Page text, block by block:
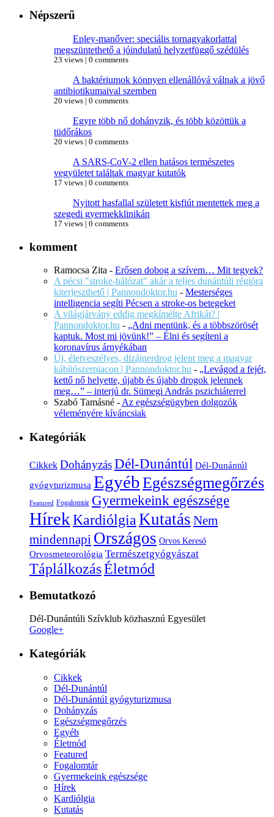
Népszerű
Epley-manőver: speciális tornagyakorlattal
megszüntethető a jóindulatú helyzetfüggő szédülés
23 views 0 comments
A baktériumok könnyen ellenállóvá válnak a jövő
antibiotikumaival szemben
20 views 0 comments
Egyre több nő dohányzik, és több közöttük a
tüdőrákos
20 views 0 comments
A SARS-CoV-2 ellen hatásos természetes
vegyületet találtak magyar kutatók
17 views 0 comments
Nyitott hasfallal született kisfiút mentettek meg a
szegedi gyermekklinikán
17 views 0 comments
komment
Ramocsa Zita - Erősen dobog a szívem… Mit tegyek?
A pécsi "stroke-hálózat" akár a teljes dunántúli régióra
kiterjeszthető | Pannondoktor.hu - Mesterséges
intelligencia segíti Pécsen a stroke-os betegeket
A világjárvány eddig megkímélte Afrikát? |
Pannondoktor.hu - „Adni mentünk, és a többszörösét
kaptuk. Most mi jövünk!” – Élni és segíteni a
koronavírus árnyékában
Új, életveszélyes, dizájnerdrog jelent meg a magyar
kábítószerpiacon | Pannondoktor.hu - „Levágod a fejét,
kettő nő helyette, újabb és újabb drogok jelennek
meg…” – interjú dr. Sümegi András pszichiáterrel
Szabó Tamásné -Az egészségügyben dolgozók
véleményére kíváncsiak
Kategóriák
Cikkek DohányzásDél-Dunántúl Dél-Dunántúl
gyógyturizmusa EgyébEgészségmegőrzés
Featured Fogalomtár Gyermekeink egészsége
HírekKardiólgia Kutatás Nem
mindennapi Országos Orvos Kereső
Orvosmeteorológia Természetgyógyászat
TáplálkozásÉletmód
Bemutatkozó
Dél-Dunántúli Szívklub közhasznú Egyesület
Google+
Kategóriák
Cikkek
Dél-Dunántúl
Dél-Dunántúl gyógyturizmusa
Dohányzás
Egészségmegőrzés
Egyéb
Életmód
Featured
Fogalomtár
Gyermekeink egészsége
Hírek
Kardiólgia
Kutatás